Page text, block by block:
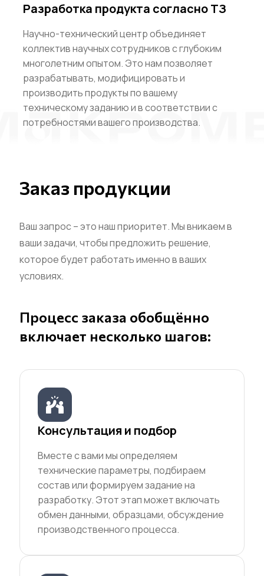
Разработка продукта согласно ТЗ
Научно-технический центр объединяет
коллектив научных сотрудников с глубоким
многолетним опытом. Это нам позволяет
разрабатывать, модифицировать и
производить продукты по вашему
техническому заданию и в соответствии с
потребностями вашего производства.
Заказ продукции
Ваш запрос – это наш приоритет. Мы вникаем в
ваши задачи, чтобы предложить решение,
которое будет работать именно в ваших
условиях.
Процесс заказа обобщённо
включает несколько шагов:
Консультация и подбор
Вместе с вами мы определяем
технические параметры, подбираем
состав или формируем задание на
разработку. Этот этап может включать
обмен данными, образцами, обсуждение
производственного процесса.